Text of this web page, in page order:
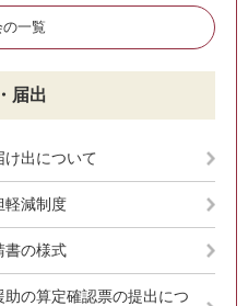
一覧
届出
け出について
軽減制度
書の様式
の算定確認票の提出につ